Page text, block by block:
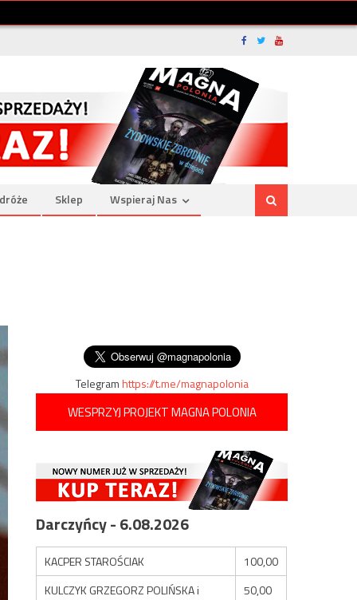
Sklep Wspieraj Nas
Telegramhttps://t.me/magnapolonia
WESPRZYJ PROJEKT MAGNA POLONIA
Darczyńcy - 6.08.2026
KACPER STAROŚCIAK
100,00
KULCZYK GRZEGORZ POLIŃSKA i
50,00